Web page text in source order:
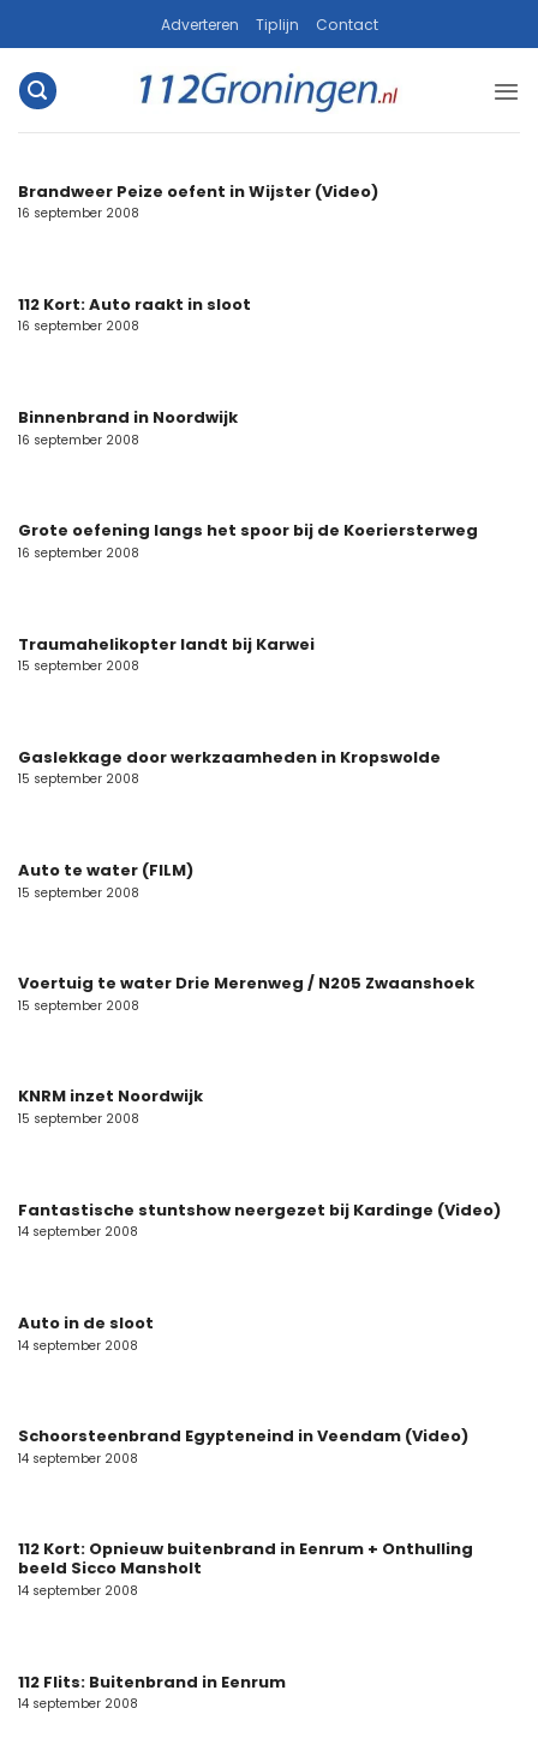
naar
inhoud
Adverteren Tiplijn Contact
Brandweer Peize oefent in Wijster (Video)
16 september 2008
112 Kort: Auto raakt in sloot
16 september 2008
Binnenbrand in Noordwijk
16 september 2008
Grote oefening langs het spoor bij de Koeriersterweg
16 september 2008
Traumahelikopter landt bij Karwei
15 september 2008
Gaslekkage door werkzaamheden in Kropswolde
15 september 2008
Auto te water (FILM)
15 september 2008
Voertuig te water Drie Merenweg / N205 Zwaanshoek
15 september 2008
KNRM inzet Noordwijk
15 september 2008
Fantastische stuntshow neergezet bij Kardinge (Video)
14 september 2008
Auto in de sloot
14 september 2008
Schoorsteenbrand Egypteneind in Veendam (Video)
14 september 2008
112 Kort: Opnieuw buitenbrand in Eenrum + Onthulling
beeld Sicco Mansholt
14 september 2008
112 Flits: Buitenbrand in Eenrum
14 september 2008